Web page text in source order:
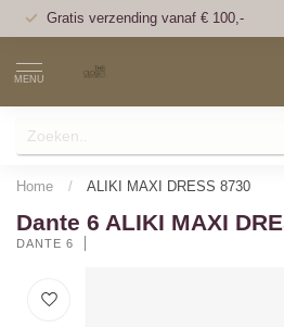
Gratis verzending vanaf € 100,-
MENU
Home / ALIKI MAXI DRESS 8730
Dante 6 ALIKI MAXI
DANTE 6